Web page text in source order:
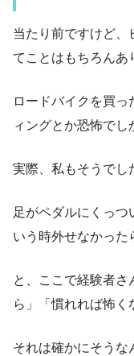
当たり前ですけど、
てことはもちろんあ
ロードバイクを買
ィングとか恐怖でし
実際、私もそうでし
足がペダルにくっつ
いう時外せなかった
と、ここで経験者
ら」「慣れれば怖く
それは確かにそうな